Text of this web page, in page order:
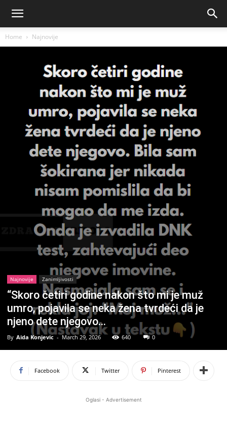
Home Najnovije
Najnovije Zanimljivosti
“Skoro četiri godine nakon što mi je muž
umro, pojavila se neka žena tvrdeći da je
njeno dete njegovo…
By Aida Konjevic - March 29, 2026 640 0
Facebook Twitter Pinterest
Oglasi - Advertisement